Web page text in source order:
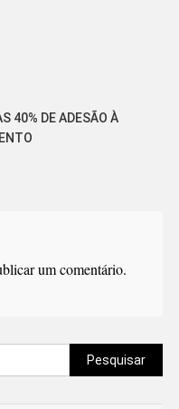
40% DE ADESÃO À
um comentário.
Pesquisar
por: